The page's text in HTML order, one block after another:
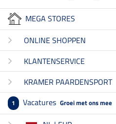
MEGA STORES
ONLINE SHOPPEN
KLANTENSERVICE
KRAMER PAARDENSPORT
1 Vacatures Groei met ons mee